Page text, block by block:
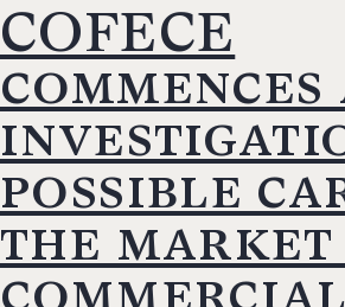
COFECE
commences
possible
the